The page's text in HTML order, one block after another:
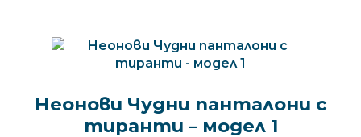
Неонови Чудни панталони с
тиранти – модел 1